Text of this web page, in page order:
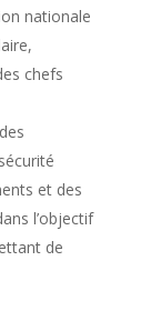
nationale
chefs
et des
l’objectif
de